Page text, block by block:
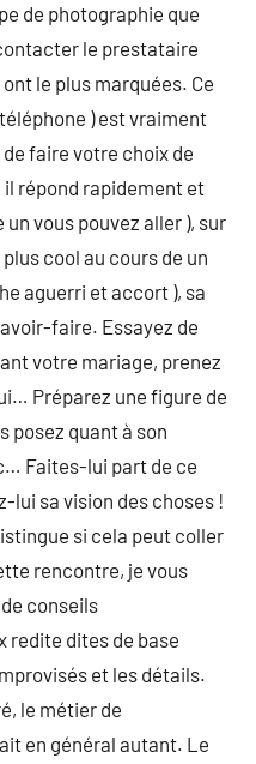
de photographie que
le prestataire
le plus marquées. Ce
) est vraiment
faire votre choix de
il répond rapidement et
vous pouvez aller ), sur
cool au cours de un
aguerri et accort ), sa
faire. Essayez de
votre mariage, prenez
Préparez une figure de
posez quant à son
Faites-lui part de ce
lui sa vision des choses !
si cela peut coller
rencontre, je vous
conseils
redite dites de base
et les détails.
le métier de
en général autant. Le